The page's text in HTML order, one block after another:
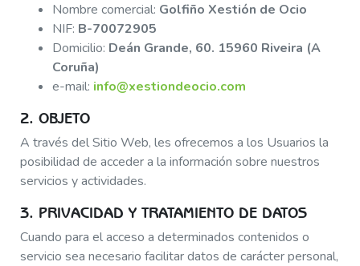
Nombre comercial: Golfiño Xestión de Ocio
NIF: B-70072905
Domicilio: Deán Grande, 60. 15960 Riveira (A
Coruña)
e-mail: info@xestiondeocio.com
2. OBJETO
A través del Sitio Web, les ofrecemos a los Usuarios la
posibilidad de acceder a la información sobre nuestros
servicios y actividades.
3. PRIVACIDAD Y TRATAMIENTO DE DATOS
Cuando para el acceso a determinados contenidos o
servicio sea necesario facilitar datos de carácter personal,